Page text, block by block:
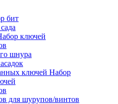
бит
ключей
шнура
Набор
для шурупов/винтов